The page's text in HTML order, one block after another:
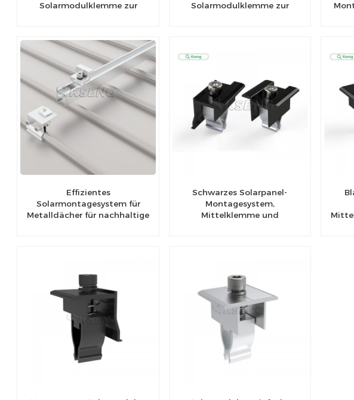
Solarmodulklemme zur
Solarmodulklemme zur
Effizientes
Solarmontagesystem für
Metalldächer für nachhaltige
Schwarzes Solarpanel-
Montagesystem,
Mittelklemme und